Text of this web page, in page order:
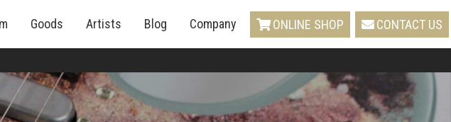
Goods Artists Blog Company ONLINE SHOP CONTACT US